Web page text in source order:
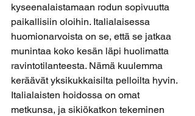
kyseenalaistamaan rodun sopivuutta
paikallisiin oloihin. Italialaisessa
huomionarvoista on se, että se jatkaa
munintaa koko kesän läpi huolimatta
ravintotilanteesta. Nämä kuulemma
keräävät yksikukkaisilta pelloilta hyvin.
Italialaisten hoidossa on omat
metkunsa, ja sikiökatkon tekeminen